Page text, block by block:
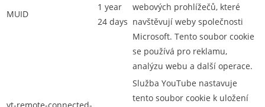
MUID
1 year
24 days
webových prohlížečů, které
navštěvují weby společnosti
Microsoft. Tento soubor cookie
se používá pro reklamu,
analýzu webu a další operace.
Služba YouTube nastavuje
tento soubor cookie k uložení